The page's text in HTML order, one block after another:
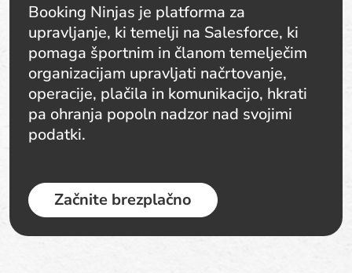
Booking Ninjas je platforma za
upravljanje, ki temelji na Salesforce, ki
pomaga športnim in članom temelječim
organizacijam upravljati načrtovanje,
operacije, plačila in komunikacijo, hkrati
pa ohranja popoln nadzor nad svojimi
podatki.
Začnite brezplačno